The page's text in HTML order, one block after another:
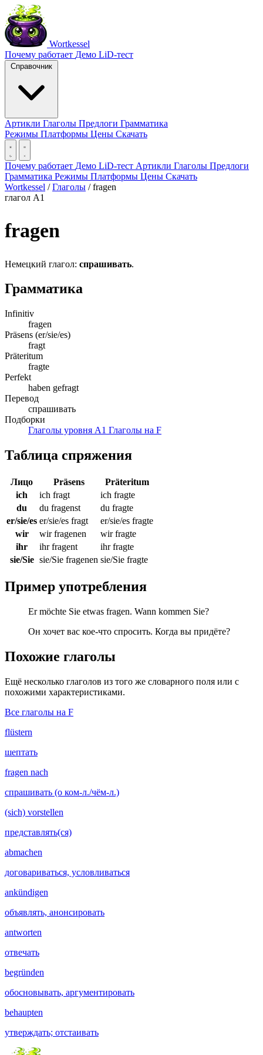
Wortkessel
Почему работает Демо LiD-тест
Справочник
Артикли Глаголы Предлоги Грамматика
Режимы Платформы Цены Скачать
Почему работает Демо LiD-тест Артикли Глаголы Предлоги
Грамматика Режимы Платформы Цены Скачать
Wortkessel / Глаголы / fragen
глагол A1
fragen
Немецкий глагол: спрашивать.
Грамматика
Infinitiv
fragen
Präsens (er/sie/es)
fragt
Präteritum
fragte
Perfekt
haben gefragt
Перевод
спрашивать
Подборки
Глаголы уровня A1 Глаголы на F
Таблица спряжения
Лицо Präsens
Präteritum
ich
ich fragt
ich fragte
du
du fragenst
du fragte
er/sie/es er/sie/es fragt
er/sie/es fragte
wir
wir fragenen
wir fragte
ihr
ihr fragent
ihr fragte
sie/Sie sie/Sie fragenen sie/Sie fragte
Пример употребления
Er möchte Sie etwas fragen. Wann kommen Sie?
Он хочет вас кое-что спросить. Когда вы придёте?
Похожие глаголы
Ещё несколько глаголов из того же словарного поля или с
похожими характеристиками.
Все глаголы на F
flüstern
шептать
fragen nach
спрашивать (о ком-л./чём-л.)
(sich) vorstellen
представлять(ся)
abmachen
договариваться, условливаться
ankündigen
объявлять, анонсировать
antworten
отвечать
begründen
обосновывать, аргументировать
behaupten
утверждать; отстаивать